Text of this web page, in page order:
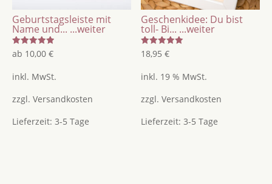
Geburtstagsleiste mit
Name und... ...weiter
Bewertet
mit
von 5
ab 10,00 €
inkl. MwSt.
zzgl. Versandkosten
Lieferzeit: 3-5 Tage
Geschenkidee: Du bist
toll- Bi... ...weiter
Bewertet
mit
von 5
18,95€
inkl. 19 % MwSt.
zzgl.Versandkosten
Lieferzeit:3-5 Tage